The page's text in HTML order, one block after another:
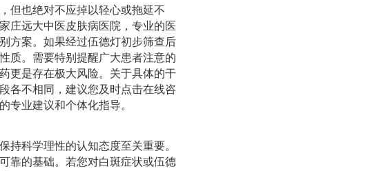
但也绝对不应掉以轻心或拖延不
庄远大中医皮肤病医院，专业的医
方案。如果经过伍德灯初步筛查后
质。需要特别提醒广大患者注意的
更是存在极大风险。关于具体的干
各不相同，建议您及时点击在线咨
专业建议和个体化指导。
持科学理性的认知态度至关重要。
靠的基础。若您对白斑症状或伍德